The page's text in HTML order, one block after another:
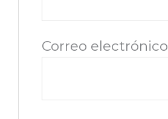
Correo electrónico